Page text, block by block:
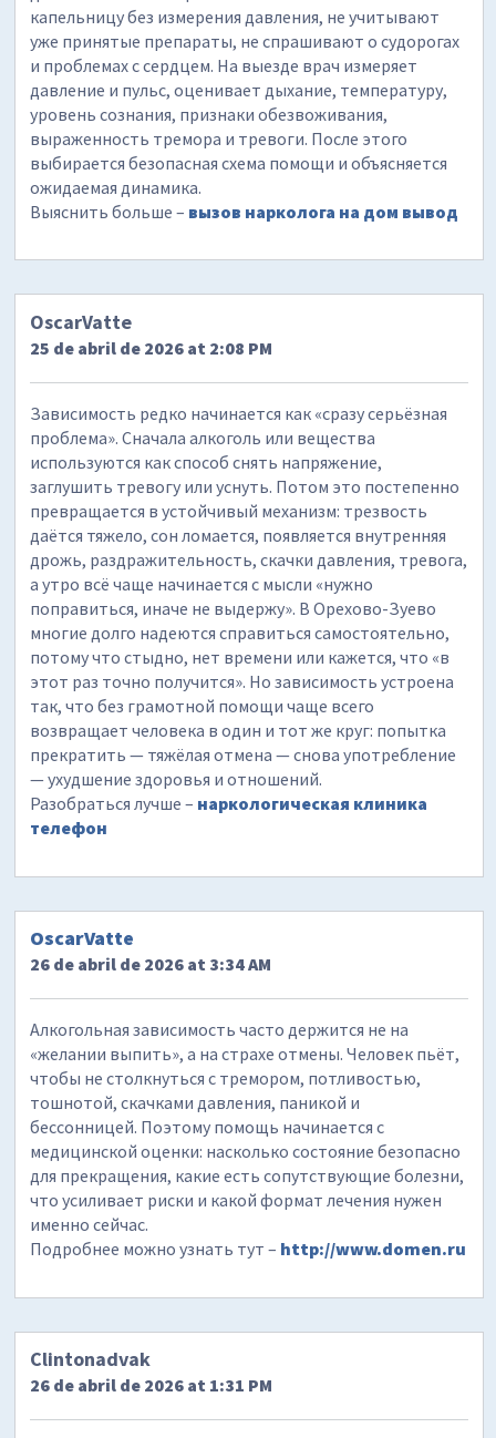
капельницу без измерения давления, не учитывают
уже принятые препараты, не спрашивают о судорогах
и проблемах с сердцем. На выезде врач измеряет
давление и пульс, оценивает дыхание, температуру,
уровень сознания, признаки обезвоживания,
выраженность тремора и тревоги. После этого
выбирается безопасная схема помощи и объясняется
ожидаемая динамика.
Выяснить больше – вызов нарколога на дом вывод
OscarVatte
25 de abril de 2026 at 2:08 PM
Зависимость редко начинается как «сразу серьёзная
проблема». Сначала алкоголь или вещества
используются как способ снять напряжение,
заглушить тревогу или уснуть. Потом это постепенно
превращается в устойчивый механизм: трезвость
даётся тяжело, сон ломается, появляется внутренняя
дрожь, раздражительность, скачки давления, тревога,
а утро всё чаще начинается с мысли «нужно
поправиться, иначе не выдержу». В Орехово-Зуево
многие долго надеются справиться самостоятельно,
потому что стыдно, нет времени или кажется, что «в
этот раз точно получится». Но зависимость устроена
так, что без грамотной помощи чаще всего
возвращает человека в один и тот же круг: попытка
прекратить — тяжёлая отмена — снова употребление
— ухудшение здоровья и отношений.
Разобраться лучше – наркологическая клиника
телефон
OscarVatte
26 de abril de 2026 at 3:34 AM
Алкогольная зависимость часто держится не на
«желании выпить», а на страхе отмены. Человек пьёт,
чтобы не столкнуться с тремором, потливостью,
тошнотой, скачками давления, паникой и
бессонницей. Поэтому помощь начинается с
медицинской оценки: насколько состояние безопасно
для прекращения, какие есть сопутствующие болезни,
что усиливает риски и какой формат лечения нужен
именно сейчас.
Подробнее можно узнать тут – http://www.domen.ru
Clintonadvak
26 de abril de 2026 at 1:31 PM